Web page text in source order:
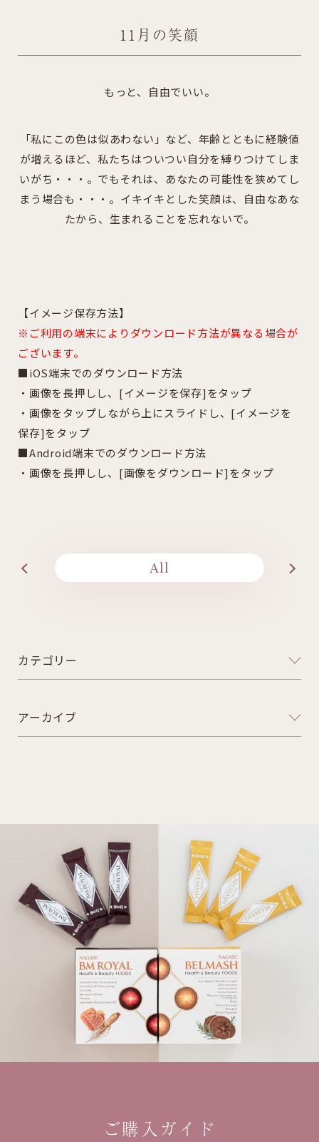
カテゴリー
アーカイブ
11月の笑顔
もっと、自由でいい。
「私にこの色は似あわない」など、年齢とともに経験値
が増えるほど、私たちはついつい自分を縛りつけてしま
いがち・・・。でもそれは、あなたの可能性を狭めてし
まう場合も・・・。イキイキとした笑顔は、自由なあな
たから、生まれることを忘れないで。
【イメージ保存方法】
※ご利用の端末によりダウンロード方法が異なる場合が
ございます。
■iOS端末でのダウンロード方法
・画像を長押しし、[イメージを保存]をタップ
・画像をタップしながら上にスライドし、[イメージを
保存]をタップ
■Android端末でのダウンロード方法
・画像を長押しし、[画像をダウンロード]をタップ
All
ご購入ガイド